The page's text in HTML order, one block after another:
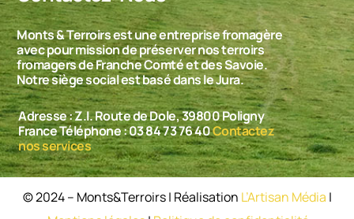
Monts & Terroirs est une entreprise fromagère
avec pour mission de préserver nos terroirs
fromagers de Franche Comté et des Savoie.
Notre siège social est basé dans le Jura.
Adresse : Z.I. Route de Dole, 39800 Poligny
France Téléphone : 03 84 73 76 40Contactez
nos services
© 2024 – Monts&Terroirs | Réalisation L’Artisan Média |